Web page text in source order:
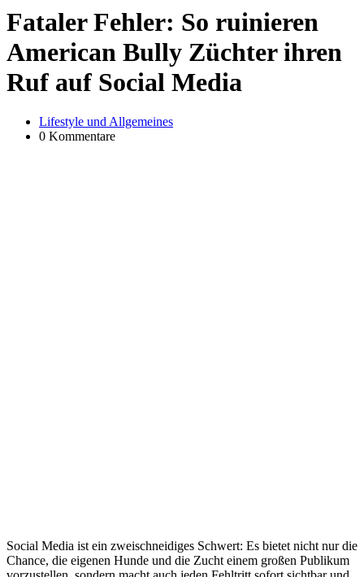
Fataler Fehler: So ruinieren
American Bully Züchter ihren
Ruf auf Social Media
Lifestyle und Allgemeines
0 Kommentare
Social Media ist ein zweischneidiges Schwert: Es bietet nicht nur die
Chance, die eigenen Hunde und die Zucht einem großen Publikum